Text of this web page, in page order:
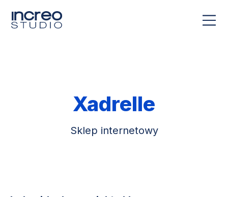
Xadrelle
Sklep internetowy